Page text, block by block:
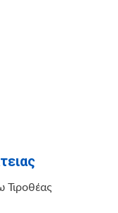
Τιροθέας